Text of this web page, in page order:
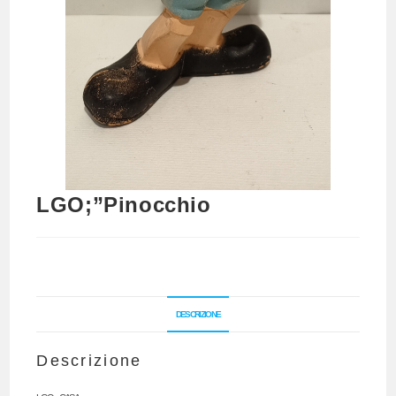
LGO;”Pinocchio
DESCRIZIONE
Descrizione